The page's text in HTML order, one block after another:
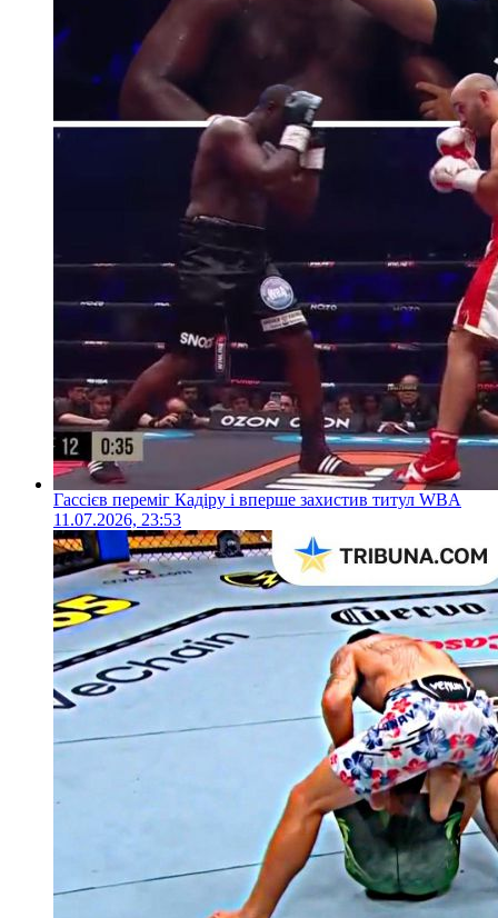
Гассієв переміг Кадіру і вперше захистив титул WBA
11.07.2026, 23:53